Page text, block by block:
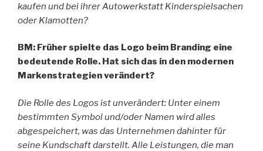
kaufen und bei ihrer Autowerkstatt Kinderspielsachen
oder Klamotten?
BM: Früher spielte das Logo beim Branding eine
bedeutende Rolle. Hat sich das in den modernen
Markenstrategien verändert?
Die Rolle des Logos ist unverändert: Unter einem
bestimmten Symbol und/oder Namen wird alles
abgespeichert, was das Unternehmen dahinter für
seine Kundschaft darstellt. Alle Leistungen, die man